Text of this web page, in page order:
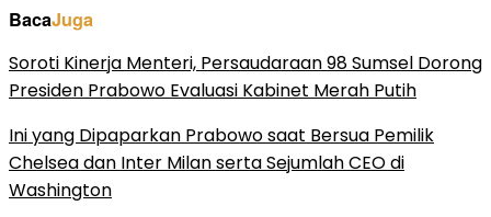
BacaJuga
Soroti Kinerja Menteri, Persaudaraan 98 Sumsel Dorong
Presiden Prabowo Evaluasi Kabinet Merah Putih
Ini yang Dipaparkan Prabowo saat Bersua Pemilik
Chelsea dan Inter Milan serta Sejumlah CEO di
Washington